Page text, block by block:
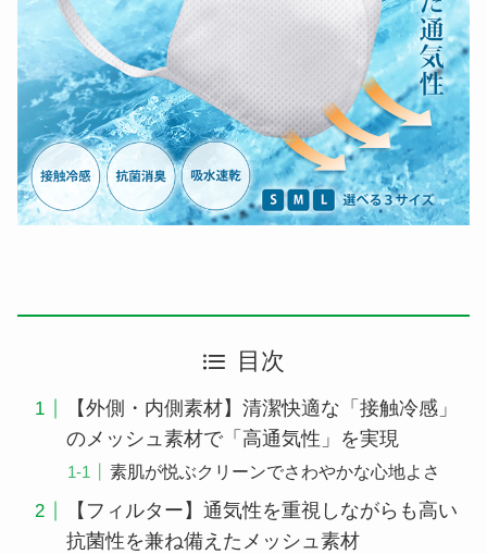
目次
【外側・内側素材】清潔快適な「接触冷感」
のメッシュ素材で「高通気性」を実現
素肌が悦ぶクリーンでさわやかな心地よさ
【フィルター】通気性を重視しながらも高い
抗菌性を兼ね備えたメッシュ素材